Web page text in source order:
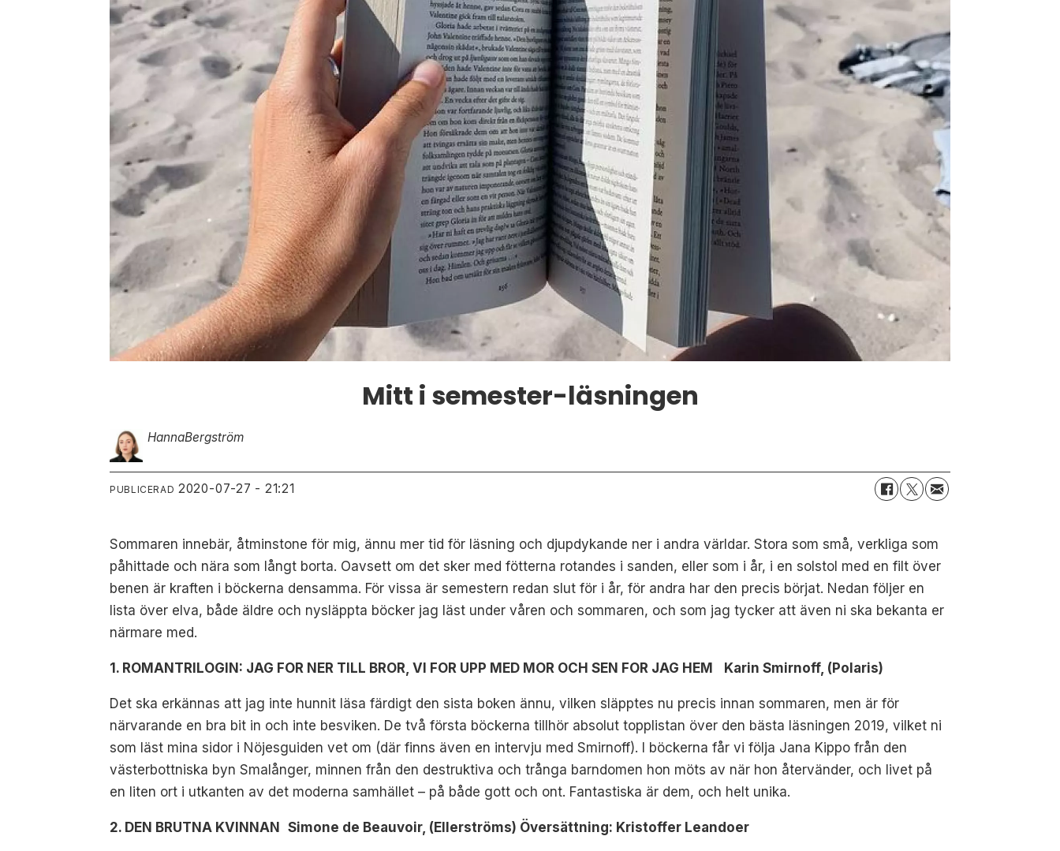
Mitt i semester-läsningen
HannaBergström
PUBLICERAD 2020-07-27 - 21:21
Sommaren innebär, åtminstone för mig, ännu mer tid för läsning och djupdykande ner i andra världar. Stora som små, verkliga som
påhittade och nära som långt borta. Oavsett om det sker med fötterna rotandes i sanden, eller som i år, i en solstol med en filt över
benen är kraften i böckerna densamma. För vissa är semestern redan slut för i år, för andra har den precis börjat. Nedan följer en
lista över elva, både äldre och nysläppta böcker jag läst under våren och sommaren, och som jag tycker att även ni ska bekanta er
närmare med.
1. ROMANTRILOGIN: JAG FOR NER TILL BROR, VI FOR UPP MED MOR OCH SEN FOR JAG HEM Karin Smirnoff, (Polaris)
Det ska erkännas att jag inte hunnit läsa färdigt den sista boken ännu, vilken släpptes nu precis innan sommaren, men är för
närvarande en bra bit in och inte besviken. De två första böckerna tillhör absolut topplistan över den bästa läsningen 2019, vilket ni
som läst mina sidor i Nöjesguiden vet om (där finns även en intervju med Smirnoff). I böckerna får vi följa Jana Kippo från den
västerbottniska byn Smalånger, minnen från den destruktiva och trånga barndomen hon möts av när hon återvänder, och livet på
en liten ort i utkanten av det moderna samhället – på både gott och ont. Fantastiska är dem, och helt unika.
2. DEN BRUTNA KVINNAN Simone de Beauvoir, (Ellerströms) Översättning: Kristoffer Leandoer